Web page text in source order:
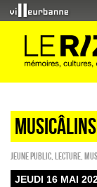
Musicâlins
Jeune public Lecture
JEUDI 16 MAI